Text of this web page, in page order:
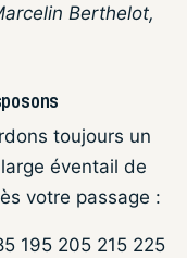
Berthelot,
toujours un
éventail de
votre passage :
195 205 215 225